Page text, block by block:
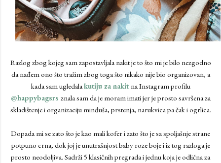
Razlog zbog kojeg sam zapostavljala nakit je to što mi je bilo nezgodno
da nađem ono što tražim zbog toga što nikako nije bio organizovan, a
kada sam ugledala kutiju za nakit na Instagram profilu
@happybagsrs znala sam da je moram imati jer je prosto savršena za
skladištenje i organizaciju minđuša, prstenja, narukvica pa čak i ogrlica.
Dopada mi se zato što je kao mali kofer i zato što je sa spoljašnje strane
potpuno crna, dok joj je unutrašnjost baby roze boje i iz tog razloga je
prosto neodoljiva. Sadrži 5 klasičnih pregrada i jednu koja je odlična za